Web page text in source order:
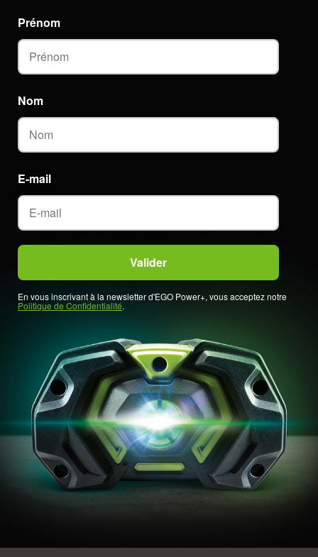
E-mail
Prénom
Nom
En vous inscrivant à la newsletter d'EGO Power+, vous acceptez notre
Politique de Confidentialité.